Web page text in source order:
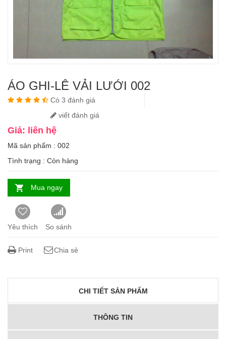
ÁO GHI-LÊ VẢI LƯỚI 002
Có 3 đánh giá
viết đánh giá
Giá: liên hệ
Mã sản phẩm : 002
Tình trạng : Còn hàng
Mua ngay
Yêu thích So sánh
Print Chia sẻ
CHI TIẾT SẢN PHẨM
THÔNG TIN